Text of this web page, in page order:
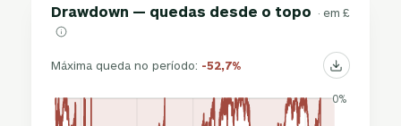
Drawdown — quedas desde o topo · em £
Máxima queda no período: -52,7%
0%